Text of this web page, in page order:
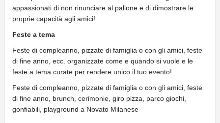
appassionati di non rinunciare al pallone e di dimostrare le
proprie capacità agli amici!
Feste a tema
Feste di compleanno, pizzate di famiglia o con gli amici, feste
di fine anno, ecc. organizzate come e quando si vuole e le
feste a tema curate per rendere unico il tuo evento!
Feste di compleanno, pizzate di famiglia o con gli amici, feste
di fine anno, brunch, cerimonie, giro pizza, parco giochi,
gonfiabili, playground a Novato Milanese